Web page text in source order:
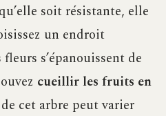
soit résistante, elle
un endroit
s’épanouissent de
cueillir les fruits en
cet arbre peut varier